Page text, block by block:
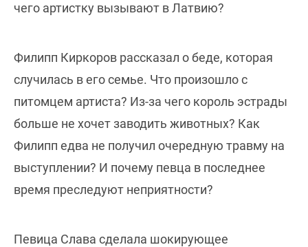
чего артистку вызывают в Латвию?
Филипп Киркоров рассказал о беде, которая
случилась в его семье. Что произошло с
питомцем артиста? Из-за чего король эстрады
больше не хочет заводить животных? Как
Филипп едва не получил очередную травму на
выступлении? И почему певца в последнее
время преследуют неприятности?
Певица Слава сделала шокирующее